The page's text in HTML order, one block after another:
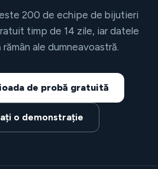
200 de echipe de bijutieri
timp de 14 zile, iar datele
ale dumneavoastră.
de probă gratuită
o demonstrație